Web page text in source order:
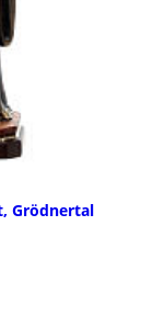
Grödnertal